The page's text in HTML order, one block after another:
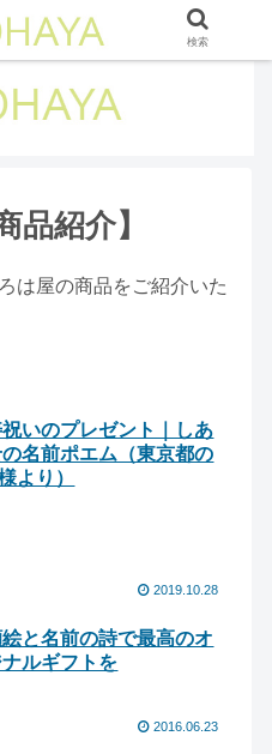
品紹介】
は屋の商品をご紹介いた
いのプレゼント｜しあ
名前ポエム（東京都の
より）
2019.10.28
と名前の詩で最高のオ
ナルギフトを
2016.06.23
検索